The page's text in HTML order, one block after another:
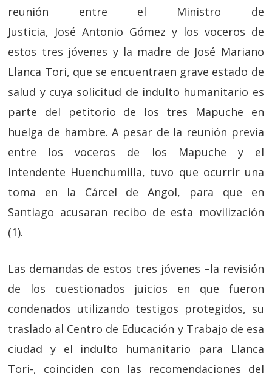
reunión entre el Ministro de
Justicia, José Antonio Gómez y los voceros de
estos tres jóvenes y la madre de José Mariano
Llanca Tori, que se encuentraen grave estado de
salud y cuya solicitud de indulto humanitario es
parte del petitorio de los tres Mapuche en
huelga de hambre. A pesar de la reunión previa
entre los voceros de los Mapuche y el
Intendente Huenchumilla, tuvo que ocurrir una
toma en la Cárcel de Angol, para que en
Santiago acusaran recibo de esta movilización
(1).
Las demandas de estos tres jóvenes –la revisión
de los cuestionados juicios en que fueron
condenados utilizando testigos protegidos, su
traslado al Centro de Educación y Trabajo de esa
ciudad y el indulto humanitario para Llanca
Tori-, coinciden con las recomendaciones del